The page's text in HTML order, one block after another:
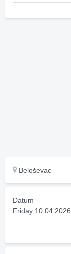
Beloševac
Datum
Friday 10.04.2026.